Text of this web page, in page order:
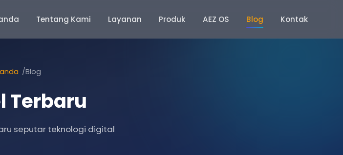
Tentang Kami Layanan Produk AEZ OS Blog Kontak
Blog
Terbaru
seputar teknologi digital